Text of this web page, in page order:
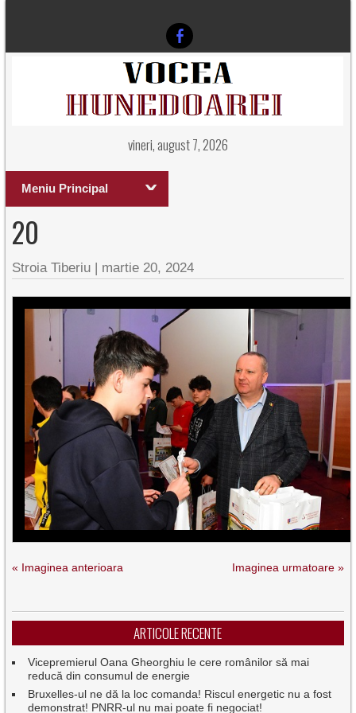
vineri, august 7, 2026
Meniu Principal
20
Stroia Tiberiu | martie 20, 2024
« Imaginea anterioara Imaginea urmatoare »
ARTICOLE RECENTE
Vicepremierul Oana Gheorghiu le cere românilor să mai
reducă din consumul de energie
Bruxelles-ul ne dă la loc comanda! Riscul energetic nu a fost
demonstrat! PNRR-ul nu mai poate fi negociat!